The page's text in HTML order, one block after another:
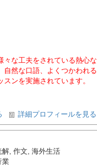
々な工夫をされている熱心な
自然な口語、よくつかわれる
ンを実施されています。
詳細プロフィールを見る
解, 作文 海外生活
業